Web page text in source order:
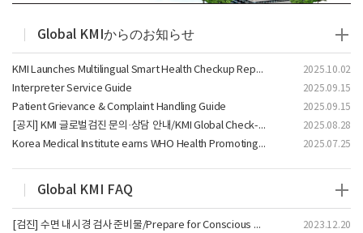
Global KMIからのお知らせ
KMI Launches Multilingual Smart Health Checkup Report! 2025.10.02
Interpreter Service Guide 2025.09.15
Patient Grievance & Complaint Handling Guide 2025.09.15
[공지] KMI 글로벌검진 문의·상담 안내/KMI Global Check-up Inquiry & Consultation/KMI全球体检 咨询与联系指南/KMIグローバル健診 お問い合わせ案内 2025.08.28
Korea Medical Institute earns WHO Health Promoting Hospitals certification 2025.07.25
Global KMI FAQ
[검진] 수면 내시경 검사 준비물/Prepare for Conscious Sedation Endoscopy/无痛内镜检查准备事项/睡眠内視鏡検査の準備 2023.12.20